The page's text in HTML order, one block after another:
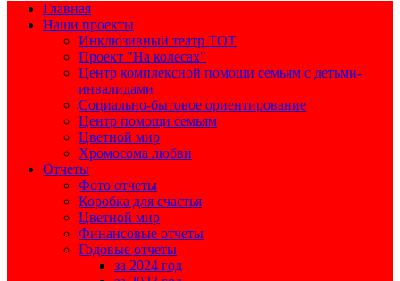
Главная
Наши проекты
Инклюзивный театр ТОТ
Проект "На колесах"
Центр комплексной помощи семьям с детьми-
инвалидами
Социально-бытовое ориентирование
Центр помощи семьям
Цветной мир
Хромосома любви
Отчеты
Фото отчеты
Коробка для счастья
Цветной мир
Финансовые отчеты
Годовые отчеты
за 2024 год